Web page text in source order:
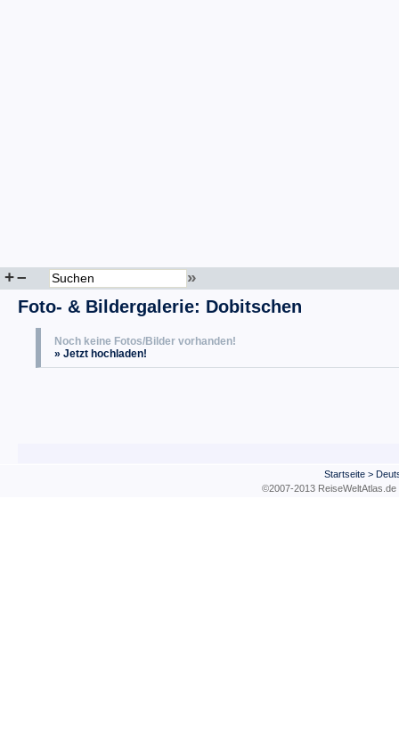
+– »
Foto- & Bildergalerie: Dobitschen
Noch keine Fotos/Bilder vorhanden!
» Jetzt hochladen!
Startseite>
©2007-2013